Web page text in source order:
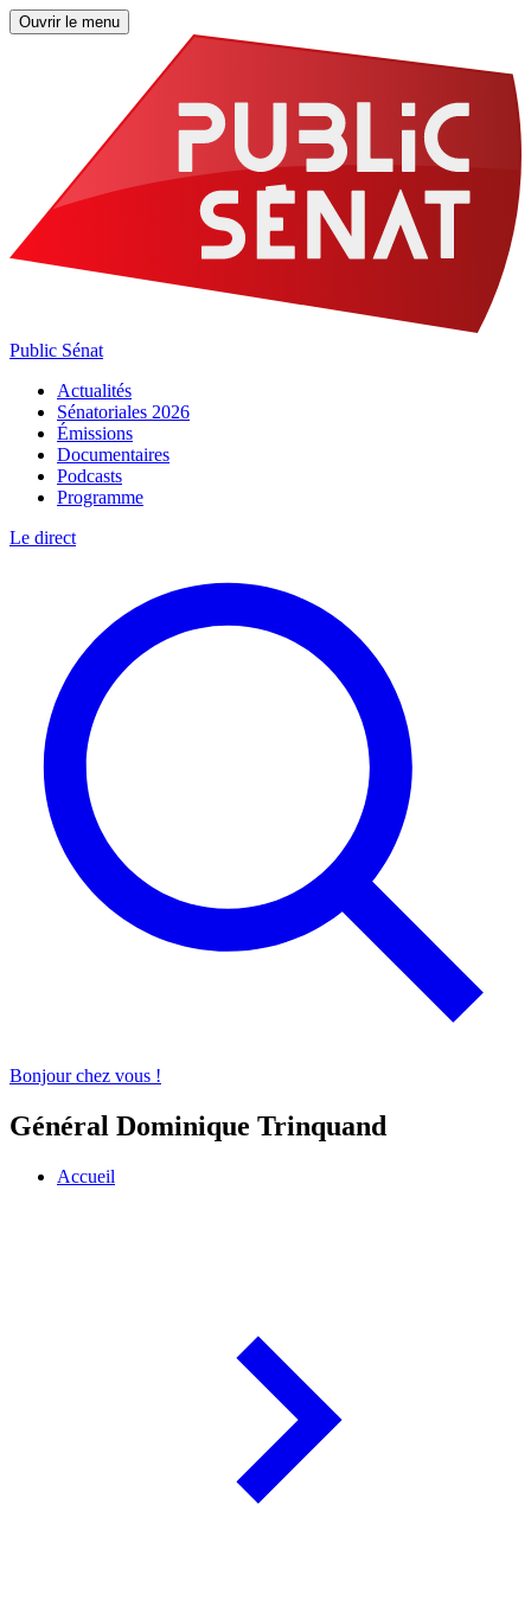
Ouvrir le menu
Public Sénat
Actualités
Sénatoriales 2026
Émissions
Documentaires
Podcasts
Programme
Le direct
Bonjour chez vous !
Général Dominique Trinquand
Accueil